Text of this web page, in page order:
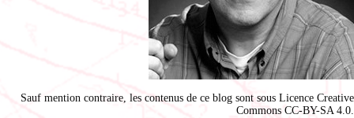
Sauf mention contraire, les contenus de ce blog sont sous Licence Creative
Commons CC-BY-SA 4.0